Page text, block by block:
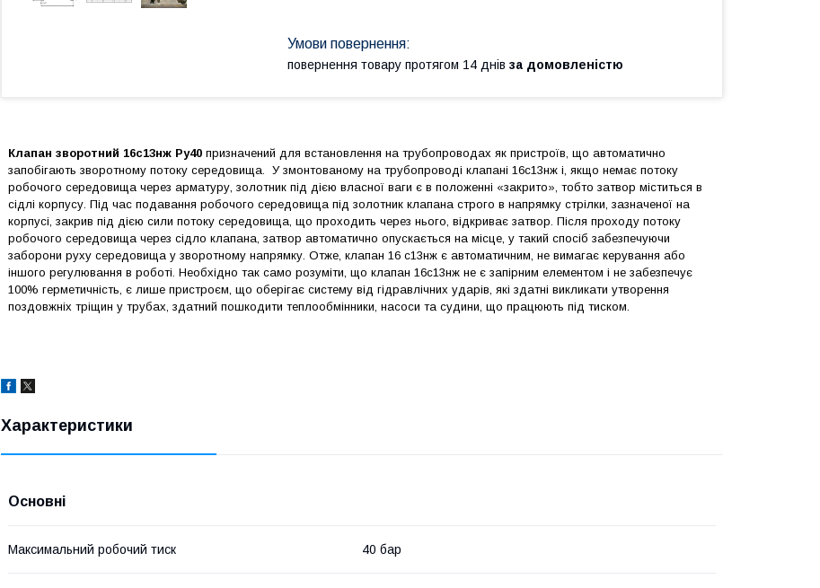
повернення товару протягом 14 днів за домовленістю
Клапан зворотний 16с13нж Ру40 призначений для встановлення на трубопроводах як пристроїв, що автоматично
запобігають зворотному потоку середовища. У змонтованому на трубопроводі клапані 16с13нж і, якщо немає потоку
робочого середовища через арматуру, золотник під дією власної ваги є в положенні «закрито», тобто затвор міститься в
сідлі корпусу. Під час подавання робочого середовища під золотник клапана строго в напрямку стрілки, зазначеної на
корпусі, закрив під дією сили потоку середовища, що проходить через нього, відкриває затвор. Після проходу потоку
робочого середовища через сідло клапана, затвор автоматично опускається на місце, у такий спосіб забезпечуючи
заборони руху середовища у зворотному напрямку. Отже, клапан 16 с13нж є автоматичним, не вимагає керування або
іншого регулювання в роботі. Необхідно так само розуміти, що клапан 16с13нж не є запірним елементом і не забезпечує
100% герметичність, є лише пристроєм, що оберігає систему від гідравлічних ударів, які здатні викликати утворення
поздовжніх тріщин у трубах, здатний пошкодити теплообмінники, насоси та судини, що працюють під тиском
Характеристики
Основні
Максимальний робочий тиск 40 бар